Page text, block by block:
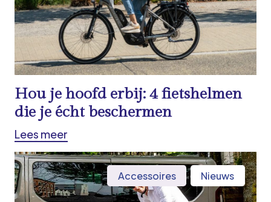
Hou je hoofd erbij: 4 fietshelmen
die je écht beschermen
Lees meer
Accessoires Nieuws